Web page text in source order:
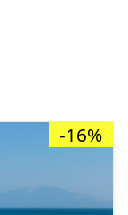
-16%